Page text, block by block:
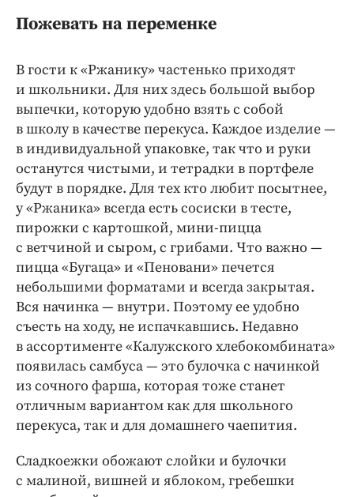
Пожевать на переменке
В гости к «Ржанику» частенько приходят
и школьники. Для них здесь большой выбор
выпечки, которую удобно взять с собой
в школу в качестве перекуса. Каждое изделие —
в индивидуальной упаковке, так что и руки
останутся чистыми, и тетрадки в портфеле
будут в порядке. Для тех кто любит посытнее,
у «Ржаника» всегда есть сосиски в тесте,
пирожки с картошкой, мини-пицца
с ветчиной и сыром, с грибами. Что важно —
пицца «Бугаца» и «Пеновани» печется
небольшими форматами и всегда закрытая.
Вся начинка — внутри. Поэтому ее удобно
съесть на ходу, не испачкавшись. Недавно
в ассортименте «Калужского хлебокомбината»
появилась самбуса — это булочка с начинкой
из сочного фарша, которая тоже станет
отличным вариантом как для школьного
перекуса, так и для домашнего чаепития.
Сладкоежки обожают слойки и булочки
с малиной, вишней и яблоком, гребешки